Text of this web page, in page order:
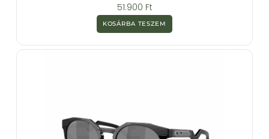
z
5
b
51.900 Ft
KOSÁRBA TESZEM